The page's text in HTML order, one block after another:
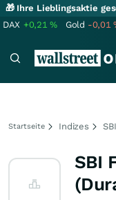
🎁 Ihre Lieblingsaktie
DAX +0,21% Gold -0,01
Startseite Indizes
SBI